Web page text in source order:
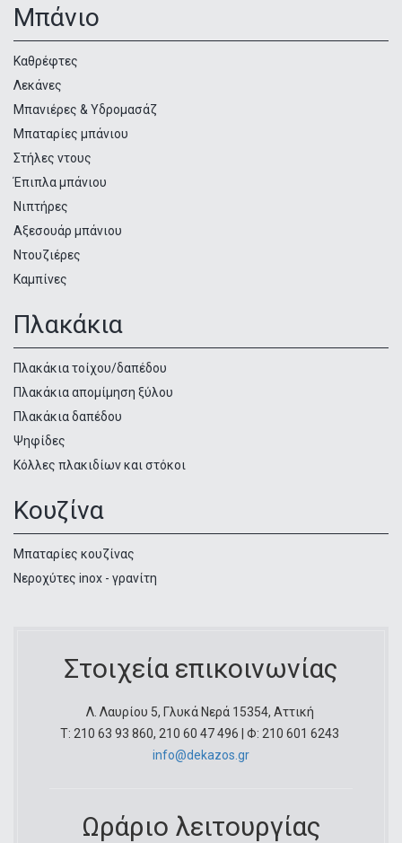
Κατηγορίες
προϊόντων
Μπάνιο
Καθρέφτες
Λεκάνες
Μπανιέρες & Υδρομασάζ
Μπαταρίες μπάνιου
Στήλες ντους
Έπιπλα μπάνιου
Νιπτήρες
Αξεσουάρ μπάνιου
Ντουζιέρες
Καμπίνες
Πλακάκια
Πλακάκια τοίχου/δαπέδου
Πλακάκια απομίμηση ξύλου
Πλακάκια δαπέδου
Ψηφίδες
Κόλλες πλακιδίων και στόκοι
Κουζίνα
Μπαταρίες κουζίνας
Νεροχύτες inox - γρανίτη
Στοιχεία επικοινωνίας
Λ. Λαυρίου 5, Γλυκά Νερά 15354, Αττική
Τ: 210 63 93 860, 210 60 47 496 | Φ: 210 601 6243
info@dekazos.gr
Ωράριο λειτουργίας